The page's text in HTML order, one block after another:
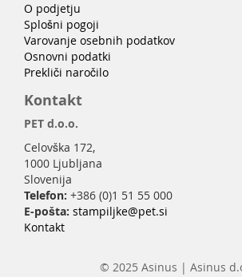
O podjetju
Splošni pogoji
Varovanje osebnih podatkov
Osnovni podatki
Prekliči naročilo
Kontakt
PET d.o.o.
Celovška 172,
1000 Ljubljana
Slovenija
Telefon: +386 (0)1 51 55 000
E-pošta: stampiljke@pet.si
Kontakt
© 2025 Asinus | Asinus